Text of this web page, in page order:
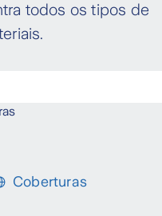
todos os tipos de
Coberturas